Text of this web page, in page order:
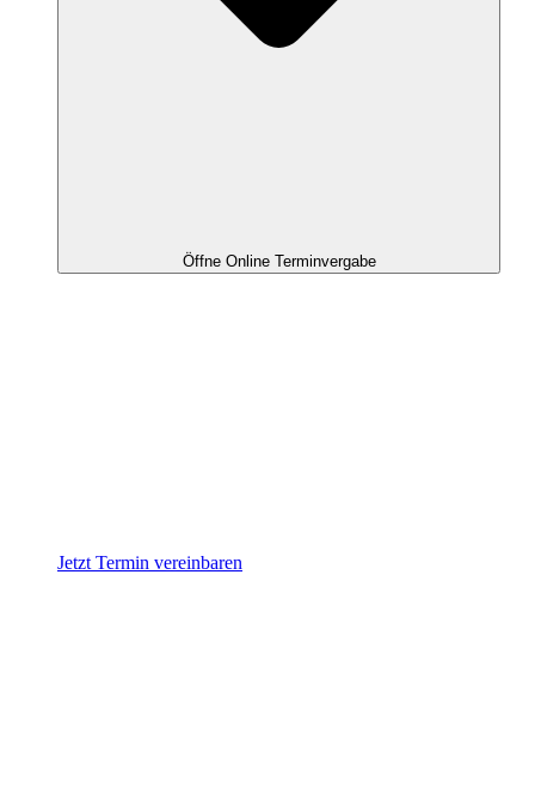
Öffne Online Terminvergabe
Jetzt Termin vereinbaren